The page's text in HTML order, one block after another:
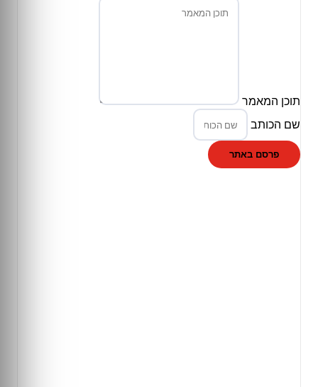
תוכן המאמר
שם הכותב
פרסם באתר